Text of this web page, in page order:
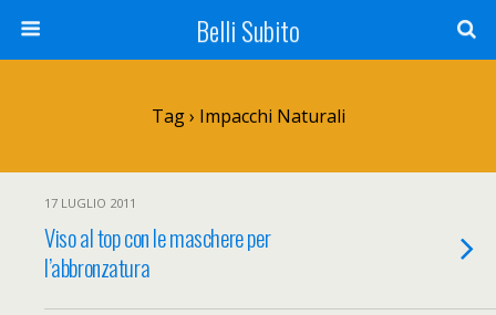
Belli Subito
Tag › Impacchi Naturali
17 LUGLIO 2011
Viso al top con le maschere per
l’abbronzatura